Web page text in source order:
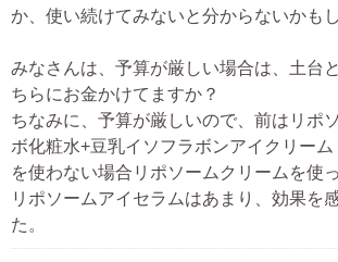
か、使い続けてみないと分からないかも
みなさんは、予算が厳しい場合は、土台
ちらにお金かけてますか？
ちなみに、予算が厳しいので、前はリポ
ボ化粧水+豆乳イソフラボンアイクリー
を使わない場合リポソームクリームを使
リポソームアイセラムはあまり、効果を
た。